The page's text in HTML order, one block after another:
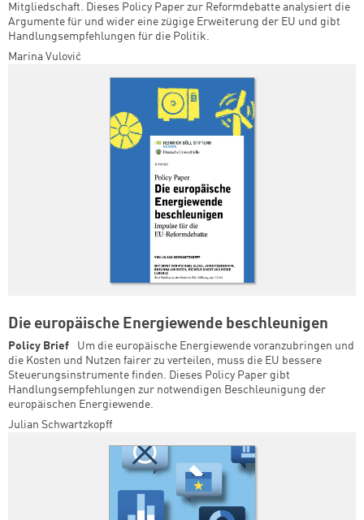
Mitgliedschaft. Dieses Policy Paper zur Reformdebatte analysiert die
Argumente für und wider eine zügige Erweiterung der EU und gibt
Handlungsempfehlungen für die Politik.
Marina Vulović
Die europäische Energiewende beschleunigen
Policy Brief
Um die europäische Energiewende voranzubringen und
die Kosten und Nutzen fairer zu verteilen, muss die EU bessere
Steuerungsinstrumente finden. Dieses Policy Paper gibt
Handlungsempfehlungen zur notwendigen Beschleunigung der
europäischen Energiewende.
Julian Schwartzkopff